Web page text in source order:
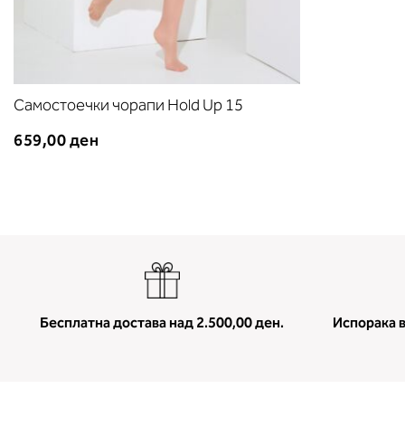
Самостоечки чорапи Hold Up 15
659,00 ден
Бесплатна достава над 2.500,00 ден. Испорака